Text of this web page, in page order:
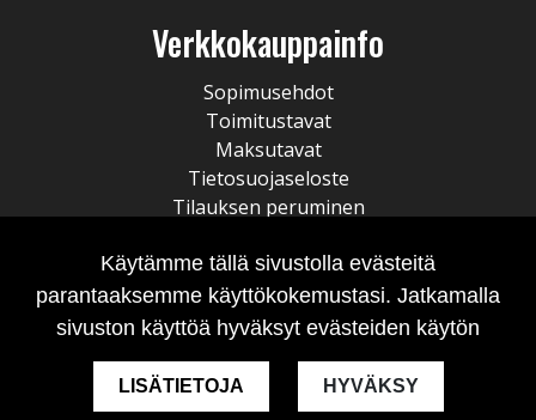
Verkkokauppainfo
Sopimusehdot
Toimitustavat
Maksutavat
Tietosuojaseloste
Tilauksen peruminen
Käytämme tällä sivustolla evästeitä
parantaaksemme käyttökokemustasi. Jatkamalla
sivuston käyttöä hyväksyt evästeiden käytön
LISÄTIETOJA HYVÄKSY